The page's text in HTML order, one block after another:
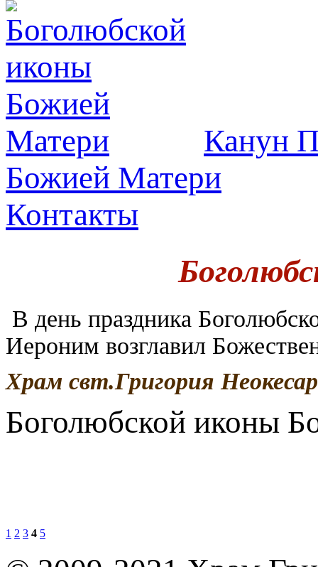
Канун
Божией Матери
Контакты
В день праздника
Иероним возглавил
Храм свт.Григория
Боголюбской иконы
1 2 3 4 5